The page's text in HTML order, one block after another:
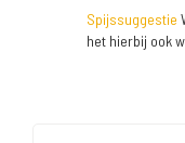
Spijssuggestie
het hierbij ook